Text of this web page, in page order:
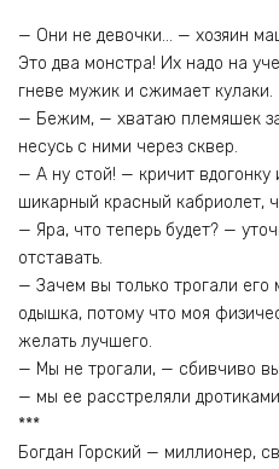
— Они не девочки… — хозяин
Это два монстра! Их надо на
гневе мужик и сжимает кулаки.
— Бежим, — хватаю племяшек
несусь с ними через сквер.
— А ну стой! — кричит вдогонку
шикарный красный кабриолет,
— Яра, что теперь будет? —
отставать.
— Зачем вы только трогали
одышка, потому что моя
желать лучшего.
— Мы не трогали, — сбивчиво
— мы ее расстреляли
***
Богдан Горский — миллионер,